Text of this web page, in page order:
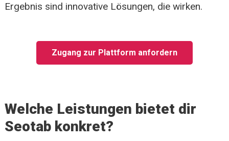
Ergebnis sind innovative Lösungen, die wirken.
Zugang zur Plattform anfordern
Welche Leistungen bietet dir
Seotab konkret?